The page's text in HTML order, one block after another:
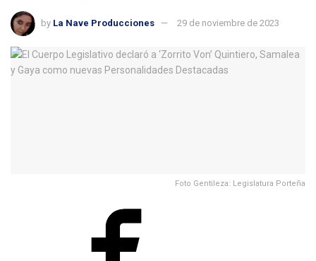
by La Nave Producciones 29 de noviembre de 2023
Foto Gentileza: Legislatura Porteña